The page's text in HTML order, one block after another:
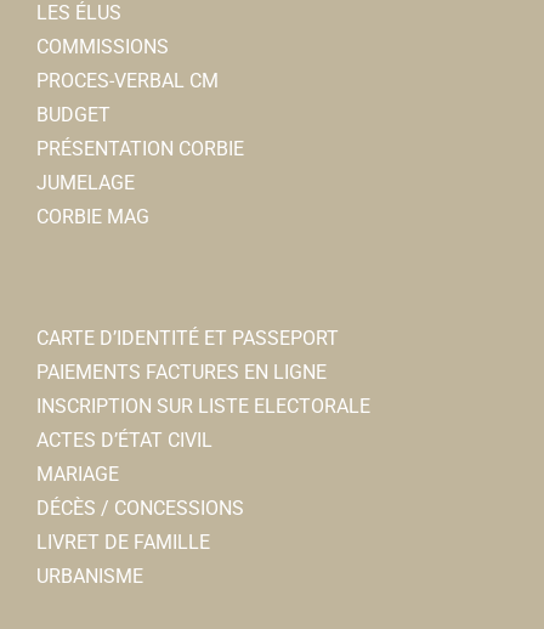
LES ÉLUS
COMMISSIONS
PROCES-VERBAL CM
BUDGET
PRÉSENTATION CORBIE
JUMELAGE
CORBIE MAG
CARTE D’IDENTITÉ ET PASSEPORT
PAIEMENTS FACTURES EN LIGNE
INSCRIPTION SUR LISTE ELECTORALE
ACTES D’ÉTAT CIVIL
MARIAGE
DÉCÈS / CONCESSIONS
LIVRET DE FAMILLE
URBANISME